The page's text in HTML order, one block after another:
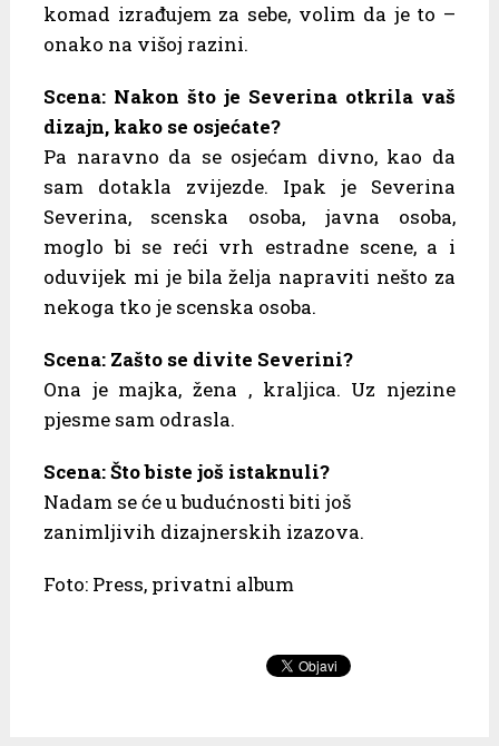
komad izrađujem za sebe, volim da je to –
onako na višoj razini.
Scena: Nakon što je Severina otkrila vaš
dizajn, kako se osjećate?
Pa naravno da se osjećam divno, kao da
sam dotakla zvijezde. Ipak je Severina
Severina, scenska osoba, javna osoba,
moglo bi se reći vrh estradne scene, a i
oduvijek mi je bila želja napraviti nešto za
nekoga tko je scenska osoba.
Scena: Zašto se divite Severini?
Ona je majka, žena , kraljica. Uz njezine
pjesme sam odrasla.
Scena: Što biste još istaknuli?
Nadam se će u budućnosti biti još
zanimljivih dizajnerskih izazova.
Foto: Press, privatni album